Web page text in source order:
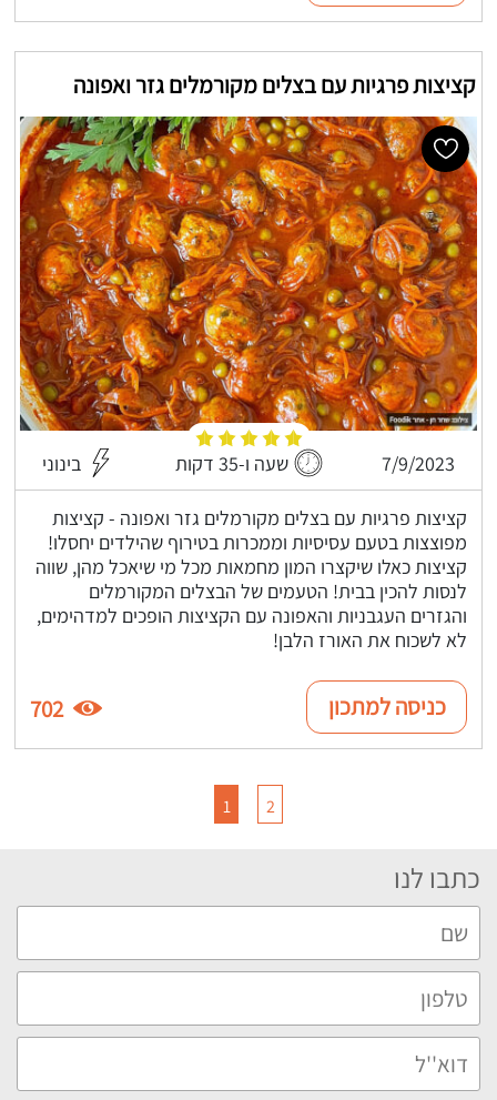
קציצות פרגיות עם בצלים מקורמלים גזר ואפונה
7/9/2023 שעה ו-35 דקות בינוני
קציצות פרגיות עם בצלים מקורמלים גזר ואפונה - קציצות
מפוצצות בטעם עסיסיות וממכרות בטירוף שהילדים יחסלו!
קציצות כאלו שיקצרו המון מחמאות מכל מי שיאכל מהן, שווה
לנסות להכין בבית! הטעמים של הבצלים המקורמלים
והגזרים העגבניות והאפונה עם הקציצות הופכים למדהימים,
לא לשכוח את האורז הלבן!
כניסה למתכון 702
1 2
כתבו לנו